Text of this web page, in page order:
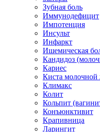
Зубная боль
Иммунодефицит
Импотенция
Инсульт
Инфаркт
Ишемическая
Кандидоз
Кариес
Киста молочной
Климакс
Колит
Кольпит
Конъюнктивит
Крапивница
Ларингит